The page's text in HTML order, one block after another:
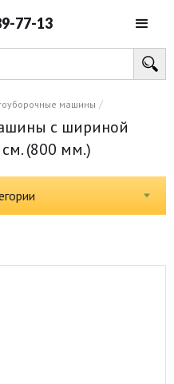
77-13
машины /
с шириной
(800 мм.)